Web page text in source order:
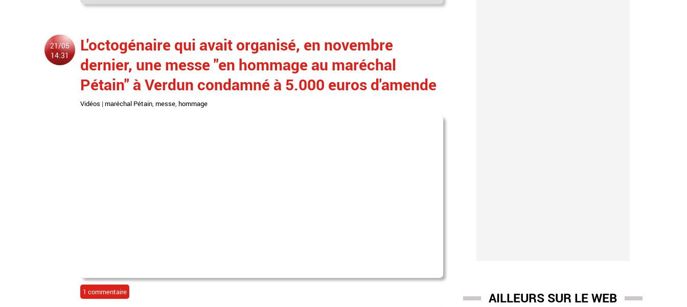
21/05
14:31
L'octogénaire qui avait organisé, en novembre
dernier, une messe "en hommage au maréchal
Pétain" à Verdun condamné à 5.000 euros d'amende
Vidéos | maréchal Pétain messe hommage
1 commentaire AILLEURS SUR LE WEB